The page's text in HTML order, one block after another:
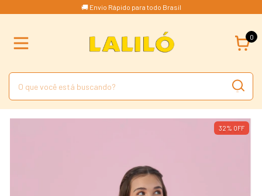
🚚 Envio Rápido para todo Brasil
0
32% OFF